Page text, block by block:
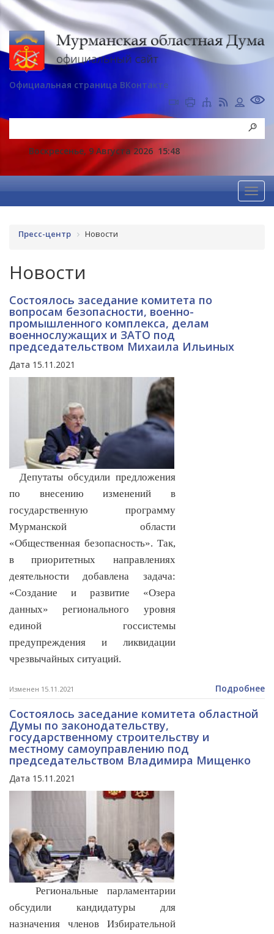
Официальная страница ВКонтакте
Воскресенье, 9 Августа 2026 15:48
Пресс-центр Новости
Новости
Состоялось заседание комитета по
вопросам безопасности, военно-
промышленного комплекса, делам
военнослужащих и ЗАТО под
председательством Михаила Ильиных
Дата 15.11.2021
Депутаты обсудили предложения
по внесению изменений в
государственную программу
Мурманской области
«Общественная безопасность». Так,
в приоритетных направлениях
деятельности добавлена задача:
«Создание и развитие «Озера
данных» регионального уровня
единой госсистемы
предупреждения и ликвидации
чрезвычайных ситуаций.
Изменен 15.11.2021 Подробнее
Состоялось заседание комитета областной
Думы по законодательству,
государственному строительству и
местному самоуправлению под
председательством Владимира Мищенко
Дата 15.11.2021
Региональные парламентарии
обсудили кандидатуры для
назначения членов Избирательной